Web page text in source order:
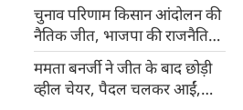
चुनाव परिणाम किसान आंदोलन की
नैतिक जीत, भाजपा की राजनैतिक
हार: संयुक्त किसान मोर्चा
ममता बनर्जी ने जीत के बाद छोड़ी
व्हील चेयर, पैदल चलकर आईं,